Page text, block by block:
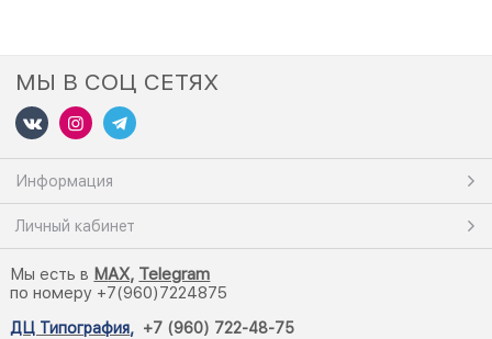
МЫ В СОЦ СЕТЯХ
Информация
Личный кабинет
Мы есть в MAX, Telegram
по номеру +7(960)7224875
ДЦ Типография, +7 (960) 722-48-75